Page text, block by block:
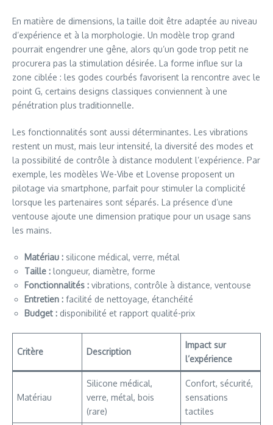
En matière de dimensions, la taille doit être adaptée au niveau
d’expérience et à la morphologie. Un modèle trop grand
pourrait engendrer une gêne, alors qu’un gode trop petit ne
procurera pas la stimulation désirée. La forme influe sur la
zone ciblée : les godes courbés favorisent la rencontre avec le
point G, certains designs classiques conviennent à une
pénétration plus traditionnelle.
Les fonctionnalités sont aussi déterminantes. Les vibrations
restent un must, mais leur intensité, la diversité des modes et
la possibilité de contrôle à distance modulent l’expérience. Par
exemple, les modèles We-Vibe et Lovense proposent un
pilotage via smartphone, parfait pour stimuler la complicité
lorsque les partenaires sont séparés. La présence d’une
ventouse ajoute une dimension pratique pour un usage sans
les mains.
Matériau : silicone médical, verre, métal
Taille : longueur, diamètre, forme
Fonctionnalités : vibrations, contrôle à distance, ventouse
Entretien : facilité de nettoyage, étanchéité
Budget : disponibilité et rapport qualité-prix
Critère Description
Impact sur
l’expérience
Matériau
Silicone médical,
verre, métal, bois
(rare)
Confort, sécurité,
sensations
tactiles